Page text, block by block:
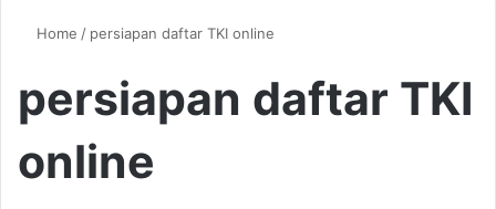
Home / persiapan daftar TKI online
persiapan daftar TKI
online